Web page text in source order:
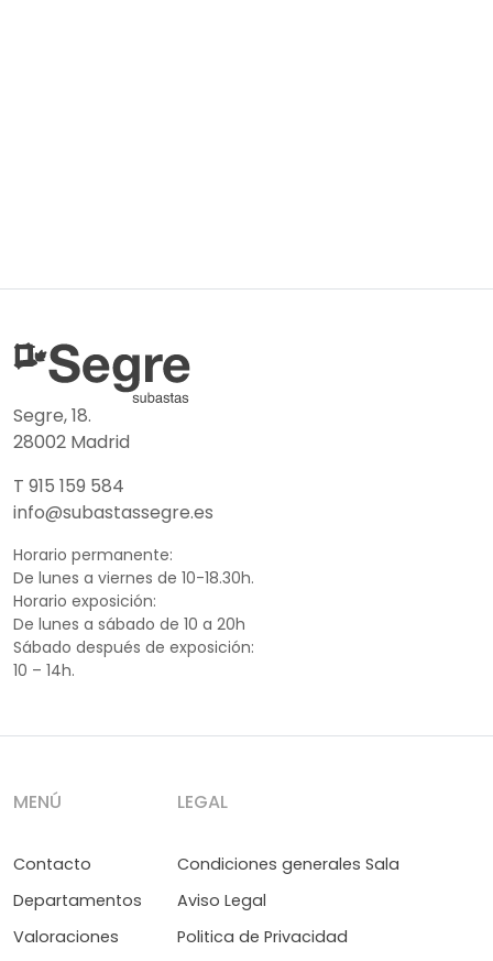
Segre, 18.
28002 Madrid
T 915 159 584
info@subastassegre.es
Horario permanente:
De lunes a viernes de 10-18.30h.
Horario exposición:
De lunes a sábado de 10 a 20h
Sábado después de exposición:
10 – 14h.
MENÚ
Contacto
Departamentos
Valoraciones
LEGAL
Condiciones generales Sala
Aviso Legal
Politica de Privacidad